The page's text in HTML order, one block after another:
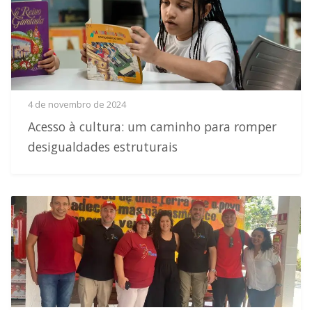
4 de novembro de 2024
Acesso à cultura: um caminho para romper
desigualdades estruturais